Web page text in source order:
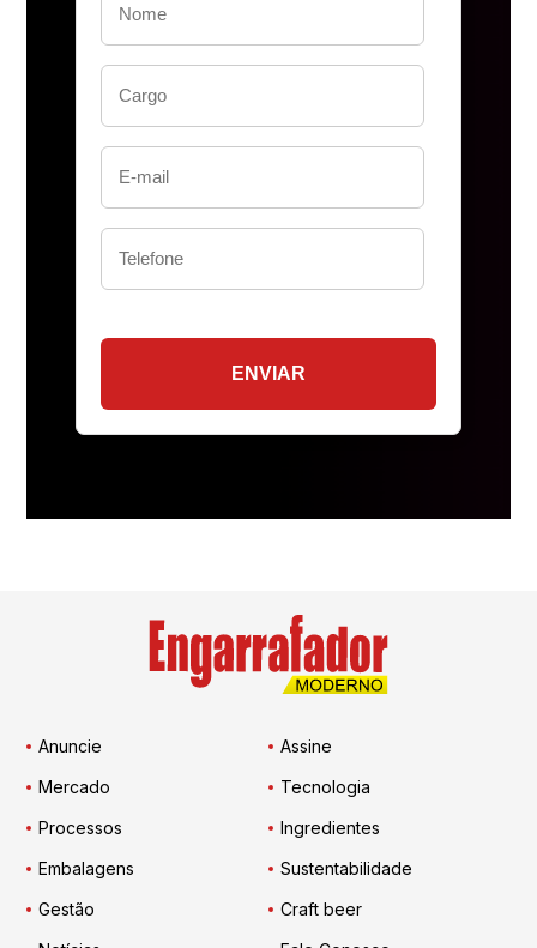
Anuncie
Assine
Mercado
Tecnologia
Processos
Ingredientes
Embalagens
Sustentabilidade
Gestão
Craft beer